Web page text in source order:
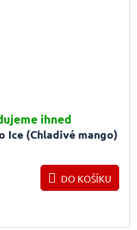
Ice (Chladivé mango)
ihned
DO KOŠÍKU